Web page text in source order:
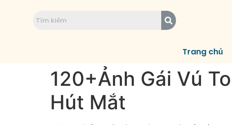
Trang chủ
120+Ảnh Gái Vú
Hút Mắt